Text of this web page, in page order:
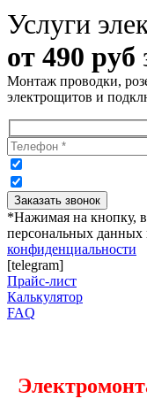
Услуги
от 490 руб
Монтаж проводки,
электрощитов и
*Нажимая на кнопку,
персональных данных
конфиденциальности
[telegram]
Прайс-лист
Калькулятор
FAQ